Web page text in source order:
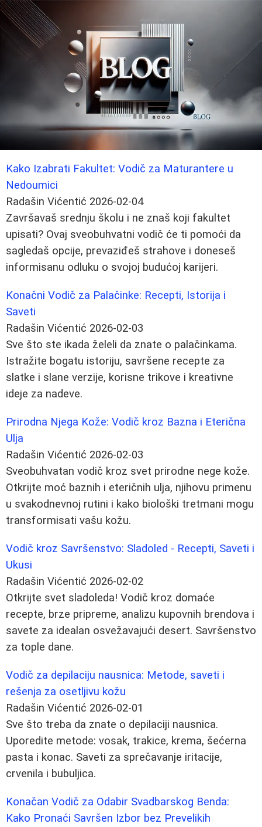
Kako Izabrati Fakultet: Vodič za Maturantere u
Nedoumici
Radašin Vićentić 2026-02-04
Završavaš srednju školu i ne znaš koji fakultet
upisati? Ovaj sveobuhvatni vodič će ti pomoći da
sagledaš opcije, prevaziđeš strahove i doneseš
informisanu odluku o svojoj budućoj karijeri.
Konačni Vodič za Palačinke: Recepti, Istorija i
Saveti
Radašin Vićentić 2026-02-03
Sve što ste ikada želeli da znate o palačinkama.
Istražite bogatu istoriju, savršene recepte za
slatke i slane verzije, korisne trikove i kreativne
ideje za nadeve.
Prirodna Njega Kože: Vodič kroz Bazna i Eterična
Ulja
Radašin Vićentić 2026-02-03
Sveobuhvatan vodič kroz svet prirodne nege kože.
Otkrijte moć baznih i eteričnih ulja, njihovu primenu
u svakodnevnoj rutini i kako biološki tretmani mogu
transformisati vašu kožu.
Vodič kroz Savršenstvo: Sladoled - Recepti, Saveti i
Ukusi
Radašin Vićentić 2026-02-02
Otkrijte svet sladoleda! Vodič kroz domaće
recepte, brze pripreme, analizu kupovnih brendova i
savete za idealan osvežavajući desert. Savršenstvo
za tople dane.
Vodič za depilaciju nausnica: Metode, saveti i
rešenja za osetljivu kožu
Radašin Vićentić 2026-02-01
Sve što treba da znate o depilaciji nausnica.
Uporedite metode: vosak, trakice, krema, šećerna
pasta i konac. Saveti za sprečavanje iritacije,
crvenila i bubuljica.
Konačan Vodič za Odabir Svadbarskog Benda:
Kako Pronaći Savršen Izbor bez Prevelikih